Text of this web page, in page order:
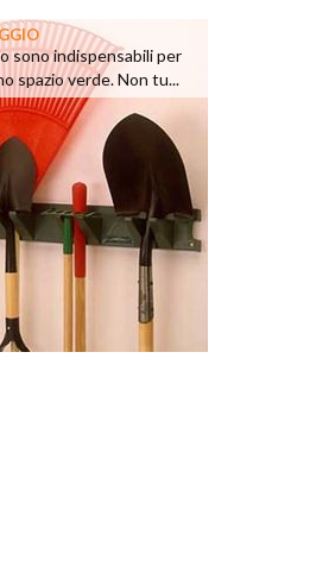
sono indispensabili per
spazio verde. Non tu...